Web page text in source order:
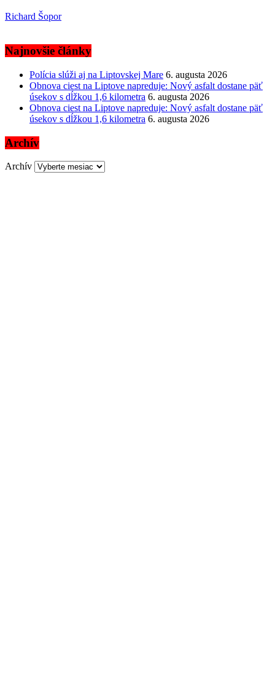
Richard Šopor
Najnovšie články
Polícia slúži aj na Liptovskej Mare 6. augusta 2026
Obnova ciest na Liptove napreduje: Nový asfalt dostane päť
úsekov s dĺžkou 1,6 kilometra 6. augusta 2026
Obnova ciest na Liptove napreduje: Nový asfalt dostane päť
úsekov s dĺžkou 1,6 kilometra 6. augusta 2026
Archív
Archív